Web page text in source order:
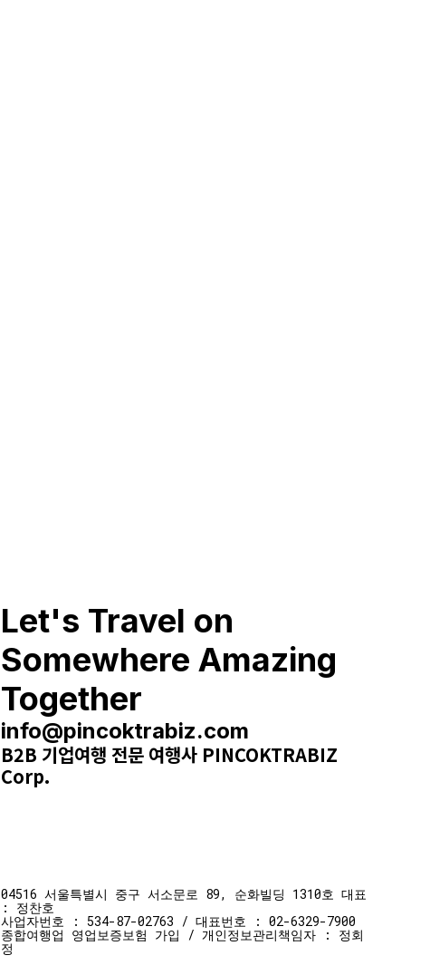
Let's Travel on
Somewhere Amazing
Together
info@pincoktrabiz.com
B2B 기업여행 전문 여행사 PINCOKTRABIZ
Corp.
04516 서울특별시 중구 서소문로 89, 순화빌딩 1310호 대표
: 정찬호
사업자번호 : 534-87-02763 / 대표번호 : 02-6329-7900
종합여행업 영업보증보험 가입 / 개인정보관리책임자 : 정회
정